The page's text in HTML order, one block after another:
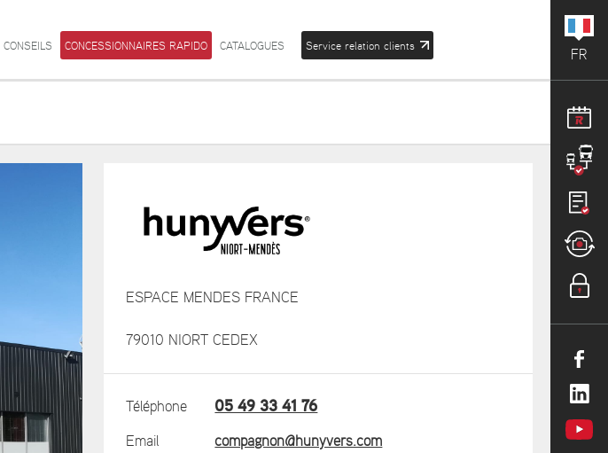
FR
CONSEILS CONCESSIONNAIRES RAPIDO CATALOGUES Service relation clients
ESPACE MENDES FRANCE
79010 NIORT CEDEX
Téléphone 05 49 33 41 76
Email compagnon@hunyvers.com